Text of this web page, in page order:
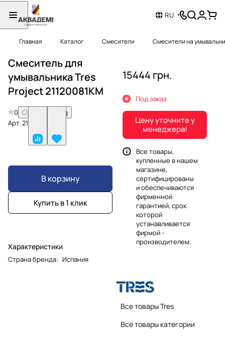
RU
Главная Каталог Смесители Смесители на
Смеситель для
умывальника Tres
Project 21120081KM
0
Нет отзывов
Арт.21120081KM
В корзину
Купить в 1 клик
Характеристики
Страна бренда: Испания
15444 грн.
Под заказ
Цену уточните у
менеджера!
Все товары,
купленные в нашем
магазине,
сертифицированы
и обеспечиваются
фирменной
гарантией, срок
которой
устанавливается
фирмой -
производителем.
Все товары Tres
Все товары категории